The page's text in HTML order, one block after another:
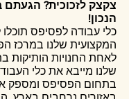
צקצק לזכוכית? הגעתם
הנכון!
כלי עבודה לפסיפס
המקצועית שלנו במרכז
לאחת החנויות הותיקות
שלנו מייבא את כלי
בתחום הפסיפס ומספק